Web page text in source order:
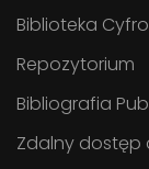
Biblioteka
Repozytorium
Bibliografia
Zdalny